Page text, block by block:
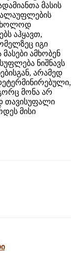
მასის
აჰყავთ,
იგი
ამხობენ
ნიშნავს
არამედ
მონა არ
თავისუფალი
მისი